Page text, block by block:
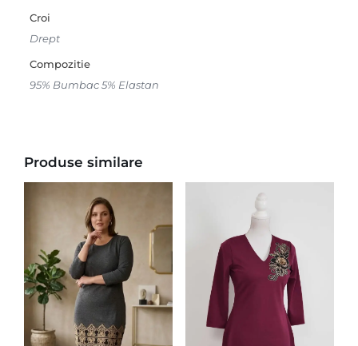
Croi
Drept
Compozitie
95% Bumbac 5% Elastan
Produse similare